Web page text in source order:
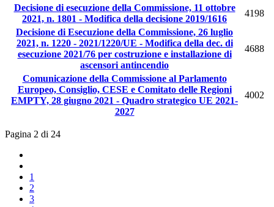
Decisione di esecuzione della Commissione, 11 ottobre
2021, n. 1801 - Modifica della decisione 2019/1616
4198
Decisione di Esecuzione della Commissione, 26 luglio
2021, n. 1220 - 2021/1220/UE - Modifica della dec. di
esecuzione 2021/76 per costruzione e installazione di
ascensori antincendio
4688
Comunicazione della Commissione al Parlamento
Europeo, Consiglio, CESE e Comitato delle Regioni
EMPTY, 28 giugno 2021 - Quadro strategico UE 2021-
2027
4002
Pagina 2 di 24
1
2
3